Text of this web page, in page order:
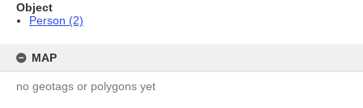
Object
Person (2)
MAP
no geotags or polygons yet